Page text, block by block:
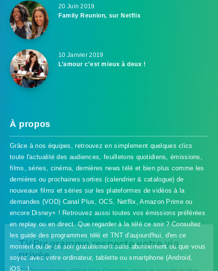
20 Juin 2019
Family Reunion, sur Netflix
10 Janvier 2019
L’amour c’est mieux à deux !
À propos
Grâce à nos équipes, retrouvez en simplement quelques clics
toute l'actualité des audiences, feuilletons quotidiens, émissions,
films, séries, cinéma, dernières news télé et bien plus comme les
dernières ou prochaines sorties (calendrier & catalogue) de
nouveaux films et séries sur les plateformes de vidéos à la
demandes (VOD) Canal Plus, OCS, Netflix, Amazon Prime ou
encore Disney+ ! Retrouvez aussi toutes vos émissions préférées
en replay ou en direct. Que regarder à la télé ce soir ? Consultez
les guide des programmes télé et TNT d'aujourd'hui, d'en ce
moment ou de ce soir gratuitement sans abonnement où que vous
soyez avec votre ordinateur, tablette ou smartphone (Android,
iOS...).
TVProgramme respecte votre vie
privée